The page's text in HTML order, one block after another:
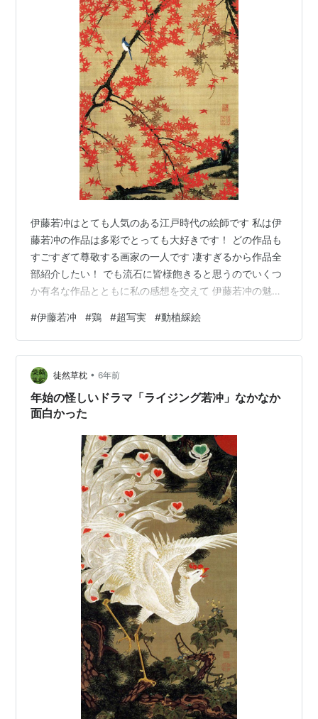
伊藤若冲はとても人気のある江戸時代の絵師です 私は伊
藤若冲の作品は多彩でとっても大好きです！ どの作品も
すごすぎて尊敬する画家の一人です 凄すぎるから作品全
部紹介したい！ でも流石に皆様飽きると思うのでいくつ
か有名な作品とともに私の感想を交えて 伊藤若冲の魅力
現実に見たままを忠実に描く。 花を描くなら、形、色を
忠実に再現して描くこと。 私がここでいう超写実とは、
今にも動きだしそうな動物、匂ってきそうな花、風の音
や動物の声が聞こえてきそう、視覚以外の感覚も感じら
れるほどの写実。 さらに現実に見た動植物以上に植物や
動物の素晴らしさを引き出してい…
#伊藤若冲 #鶏 #超写実 #動植綵絵
徒然草枕 • 6年前
年始の怪しいドラマ「ライジング若冲」なかなか
面白かった